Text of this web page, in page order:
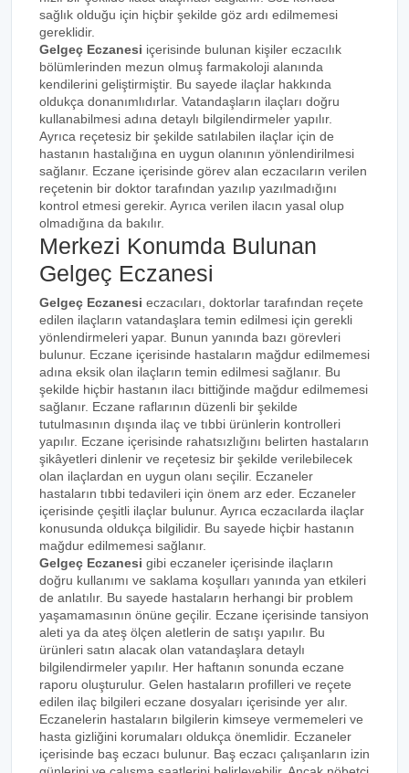
sağlık olduğu için hiçbir şekilde göz ardı edilmemesi
gereklidir.
Gelgeç Eczanesi içerisinde bulunan kişiler eczacılık
bölümlerinden mezun olmuş farmakoloji alanında
kendilerini geliştirmiştir. Bu sayede ilaçlar hakkında
oldukça donanımlıdırlar. Vatandaşların ilaçları doğru
kullanabilmesi adına detaylı bilgilendirmeler yapılır.
Ayrıca reçetesiz bir şekilde satılabilen ilaçlar için de
hastanın hastalığına en uygun olanının yönlendirilmesi
sağlanır. Eczane içerisinde görev alan eczacıların verilen
reçetenin bir doktor tarafından yazılıp yazılmadığını
kontrol etmesi gerekir. Ayrıca verilen ilacın yasal olup
olmadığına da bakılır.
Merkezi Konumda Bulunan
Gelgeç Eczanesi
Gelgeç Eczanesi eczacıları, doktorlar tarafından reçete
edilen ilaçların vatandaşlara temin edilmesi için gerekli
yönlendirmeleri yapar. Bunun yanında bazı görevleri
bulunur. Eczane içerisinde hastaların mağdur edilmemesi
adına eksik olan ilaçların temin edilmesi sağlanır. Bu
şekilde hiçbir hastanın ilacı bittiğinde mağdur edilmemesi
sağlanır. Eczane raflarının düzenli bir şekilde
tutulmasının dışında ilaç ve tıbbi ürünlerin kontrolleri
yapılır. Eczane içerisinde rahatsızlığını belirten hastaların
şikâyetleri dinlenir ve reçetesiz bir şekilde verilebilecek
olan ilaçlardan en uygun olanı seçilir. Eczaneler
hastaların tıbbi tedavileri için önem arz eder. Eczaneler
içerisinde çeşitli ilaçlar bulunur. Ayrıca eczacılarda ilaçlar
konusunda oldukça bilgilidir. Bu sayede hiçbir hastanın
mağdur edilmemesi sağlanır.
Gelgeç Eczanesi gibi eczaneler içerisinde ilaçların
doğru kullanımı ve saklama koşulları yanında yan etkileri
de anlatılır. Bu sayede hastaların herhangi bir problem
yaşamamasının önüne geçilir. Eczane içerisinde tansiyon
aleti ya da ateş ölçen aletlerin de satışı yapılır. Bu
ürünleri satın alacak olan vatandaşlara detaylı
bilgilendirmeler yapılır. Her haftanın sonunda eczane
raporu oluşturulur. Gelen hastaların profilleri ve reçete
edilen ilaç bilgileri eczane dosyaları içerisinde yer alır.
Eczanelerin hastaların bilgilerin kimseye vermemeleri ve
hasta gizliğini korumaları oldukça önemlidir. Eczaneler
içerisinde baş eczacı bulunur. Baş eczacı çalışanların izin